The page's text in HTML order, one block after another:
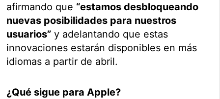
afirmando que “estamos desbloqueando
nuevas posibilidades para nuestros
usuarios” y adelantando que estas
innovaciones estarán disponibles en más
idiomas a partir de abril.
¿Qué sigue para Apple?